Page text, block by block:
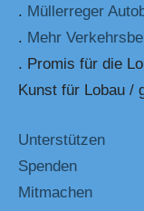
. Müllerreger
. Mehr
. Promis für die
Kunst für Lobau /
Unterstützen
Spenden
Mitmachen